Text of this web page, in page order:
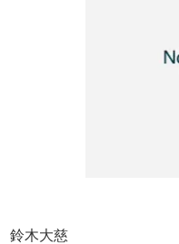
鈴木大慈